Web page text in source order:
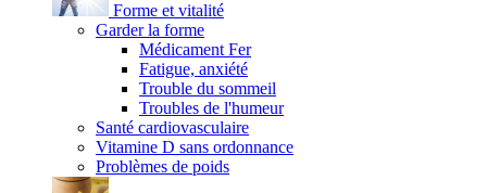
Forme et vitalité
Garder la forme
Médicament Fer
Fatigue, anxiété
Trouble du sommeil
Troubles de l'humeur
Santé cardiovasculaire
Vitamine D sans ordonnance
Problèmes de poids